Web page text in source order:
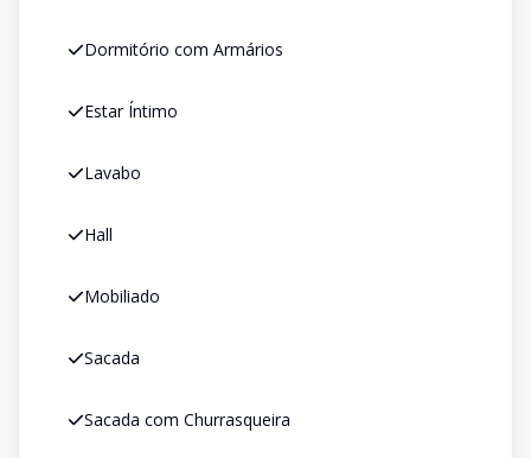
Dormitório com Armários
Estar Íntimo
Lavabo
Hall
Mobiliado
Sacada
Sacada com Churrasqueira